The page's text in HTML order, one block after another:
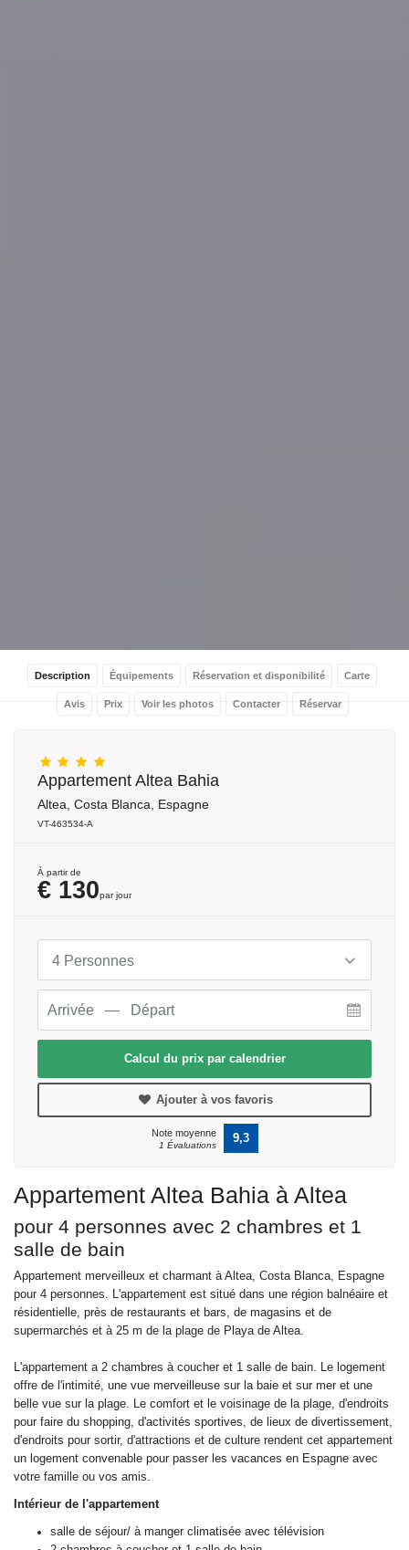
Description Équipements Réservation et disponibilité Carte
Avis Prix Voir les photos Contacter Réservar
Appartement Altea Bahia à Altea
pour 4 personnes avec 2 chambres et 1
salle de bain
Appartement merveilleux et charmant à Altea, Costa Blanca, Espagne
pour 4 personnes. L'appartement est situé dans une région balnéaire et
résidentielle, près de restaurants et bars, de magasins et de
supermarchés et à 25 m de la plage de Playa de Altea.
L'appartement a 2 chambres à coucher et 1 salle de bain. Le logement
offre de l'intimité, une vue merveilleuse sur la baie et sur mer et une
belle vue sur la plage. Le comfort et le voisinage de la plage, d'endroits
pour faire du shopping, d'activités sportives, de lieux de divertissement,
d'endroits pour sortir, d'attractions et de culture rendent cet appartement
un logement convenable pour passer les vacances en Espagne avec
votre famille ou vos amis.
Intérieur de l'appartement
salle de séjour/ à manger climatisée avec télévision
Appartement Altea Bahia
Altea, Costa Blanca, Espagne
VT-463534-A
À partir de
€ 130par jour
4 Personnes
Calcul du prix par calendrier
Ajouter à vos favoris
Note moyenne
1 Évaluations
9,3